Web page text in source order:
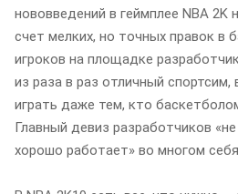
нововведений в геймплее NBA 2K
счет мелких, но точных правок в
игроков на площадке
из раза в раз отличный
играть даже тем, кто
Главный девиз разработчиков
хорошо работает» во многом